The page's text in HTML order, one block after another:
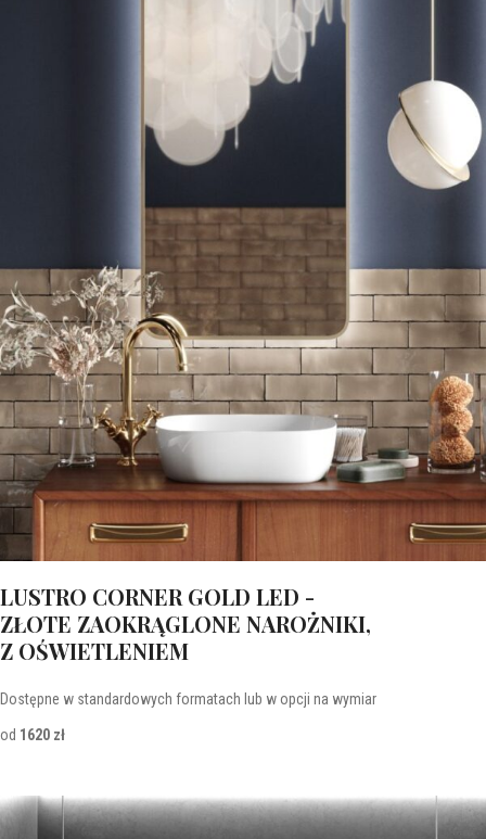
LUSTRO CORNER GOLD LED -
ZŁOTE ZAOKRĄGLONE NAROŻNIKI,
Z OŚWIETLENIEM
Dostępne w standardowych formatach lub w opcji na wymiar
od 1620 zł